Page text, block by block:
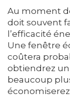
Au moment
doit souvent
l’efficacité
Une fenêtre
coûtera
obtiendrez
beaucoup